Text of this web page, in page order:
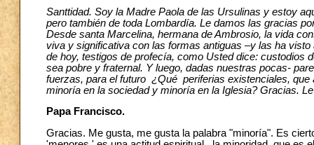
Santtidad. Soy la Madre Paola de las Ursulinas y estoy
pero también de toda Lombardía. Le damos las gracias
Desde santa Marcelina, hermana de Ambrosio, la vida
viva y significativa con las formas antiguas –y las ha
de hoy, testigos de profecía, como Usted dice: custodios
sea pobre y fraternal. Y luego, dadas nuestras pocas-
fuerzas, para el futuro ¿Qué periferias existenciales,
minoría en la sociedad y minoría en la Iglesia? Gracias.
Papa Francisco.
Gracias. Me gusta, me gusta la palabra "minoría". Es